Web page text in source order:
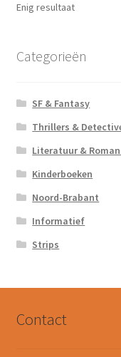
Enig resultaat
Categorieën
SF & Fantasy
Thrillers &
Literatuur &
Kinderboeken
Noord-Brabant
Informatief
Strips
Contact